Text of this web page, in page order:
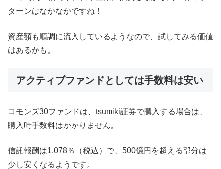
ターンはなかなかですね！
資産額も順調に流入しているようなので、試してみる価値
はあるかも。
アクティブファンドとしては手数料は安い
コモンズ30ファンドは、tsumiki証券で購入する場合は、
購入時手数料はかかりません。
信託報酬は1.078％（税込）で、500億円を超える部分は
少し安くなるようです。